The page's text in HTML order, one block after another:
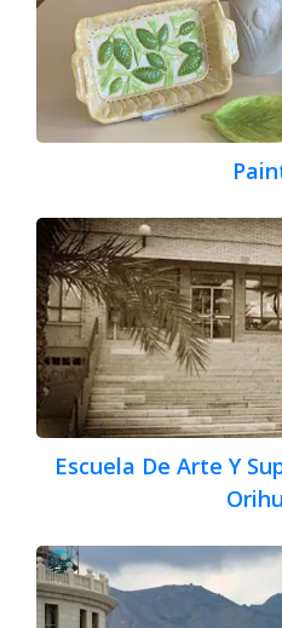
Escuela De Arte Y